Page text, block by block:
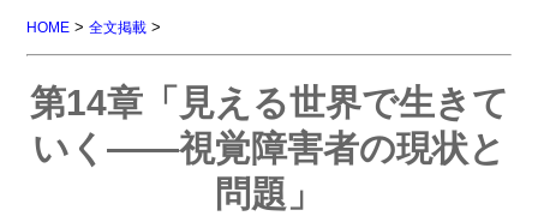
HOME >全文掲載 >
第14章「見える世界で生きて
いく――視覚障害者の現状と
問題」